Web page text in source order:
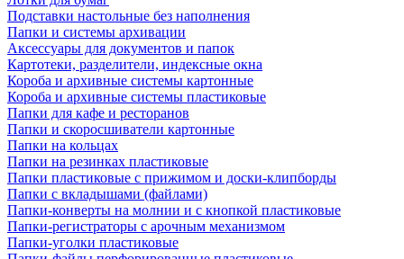
Подставки настольные без наполнения
Папки и системы архивации
Аксессуары для документов и папок
Картотеки, разделители, индексные окна
Короба и архивные системы картонные
Короба и архивные системы пластиковые
Папки для кафе и ресторанов
Папки и скоросшиватели картонные
Папки на кольцах
Папки на резинках пластиковые
Папки пластиковые с прижимом и доски-клипборды
Папки с вкладышами (файлами)
Папки-конверты на молнии и с кнопкой пластиковые
Папки-регистраторы с арочным механизмом
Папки-уголки пластиковые